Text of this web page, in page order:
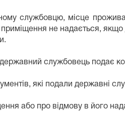
службовцю, місце
не надається, якщо
службовець подає
які подали державні
або про відмову в його